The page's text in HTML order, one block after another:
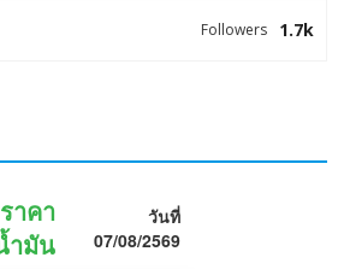
1.7k
Followers